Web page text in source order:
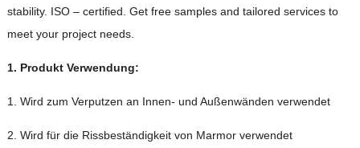
stability. ISO– certified. Get free samples and tailored services to
meet your project needs.
1. Produkt Verwendung:
1. Wird zum Verputzen an Innen- und Außenwänden verwendet
2. Wird für die Rissbeständigkeit von Marmor verwendet